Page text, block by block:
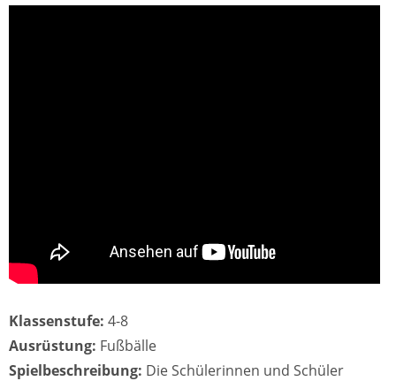
Klassenstufe: 4-8
Ausrüstung: Fußbälle
Spielbeschreibung: Die Schülerinnen und Schüler